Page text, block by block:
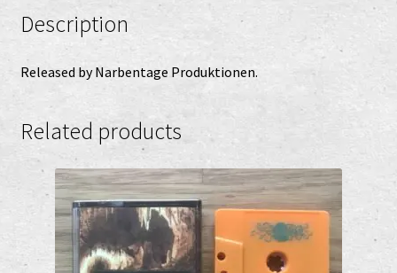
Description
Released by Narbentage Produktionen.
Related products